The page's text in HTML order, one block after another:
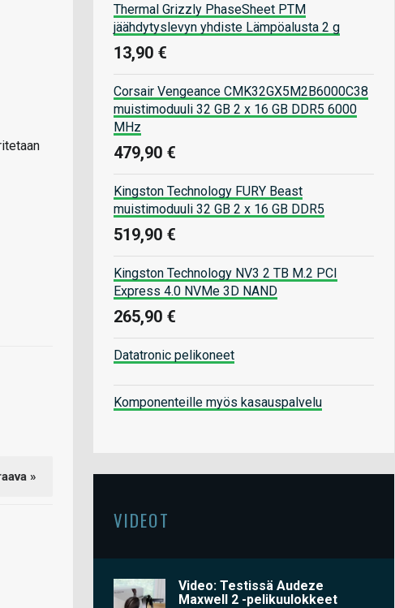
»
Thermal Grizzly PhaseSheet PTM
jäähdytyslevyn yhdiste Lämpöalusta 2 g
13,90 €
Corsair Vengeance CMK32GX5M2B6000C38
muistimoduuli 32 GB 2 x 16 GB DDR5 6000
MHz
479,90 €
Kingston Technology FURY Beast
muistimoduuli 32 GB 2 x 16 GB DDR5
519,90 €
Kingston Technology NV3 2 TB M.2 PCI
Express 4.0 NVMe 3D NAND
265,90 €
Datatronic pelikoneet
Komponenteille myös kasauspalvelu
VIDEOT
Video: Testissä Audeze
Maxwell 2 -pelikuulokkeet